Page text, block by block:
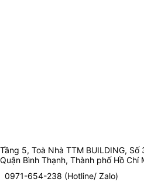
Tầng 5, Toà Nhà TTM BUILDING,
Quận Bình Thạnh, Thành phố Hồ Chí
0971-654-238 (Hotline/ Zalo)